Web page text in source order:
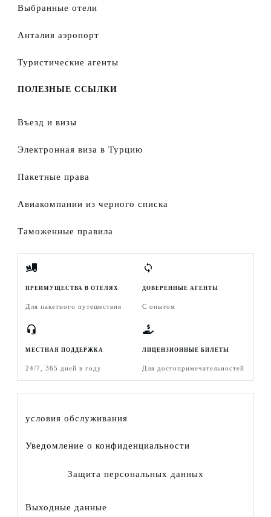
Выбранные отели
Анталия аэропорт
Туристические агенты
ПОЛЕЗНЫЕ ССЫЛКИ
Въезд и визы
Электронная виза в Турцию
Пакетные права
Авиакомпании из черного списка
Таможенные правила
ПРЕИМУЩЕСТВА В ОТЕЛЯХ
Для пакетного путешествия
ДОВЕРЕННЫЕ АГЕНТЫ
С опытом
МЕСТНАЯ ПОДДЕРЖКА
24/7, 365 дней в году
ЛИЦЕНЗИОННЫЕ БИЛЕТЫ
Для достопримечательностей
условия обслуживания
Уведомление о конфиденциальности
Защита персональных данных
Выходные данные